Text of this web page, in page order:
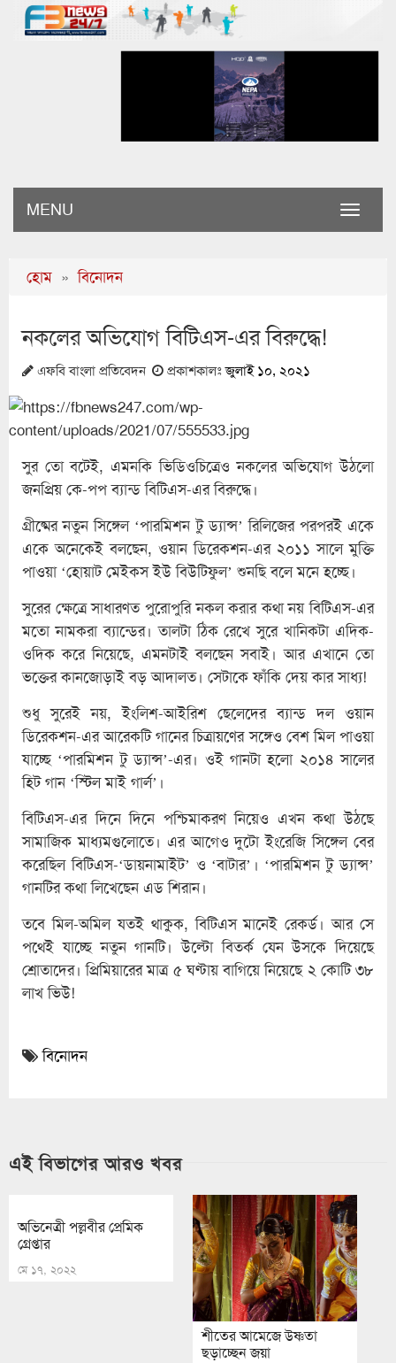
Toggle
MENU
হোম » বিনোদন
নকলের অভিযোগ বিটিএস-এর বিরুদ্ধে!
এফবি বাংলা প্রতিবেদন প্রকাশকালঃজুলাই ১০, ২০২১
সুর তো বটেই, এমনকি ভিডিওচিত্রেও নকলের অভিযোগ উঠলো
জনপ্রিয় কে-পপ ব্যান্ড বিটিএস-এর বিরুদ্ধে।
গ্রীষ্মের নতুন সিঙ্গেল ‘পারমিশন টু ড্যান্স’ রিলিজের পরপরই একে
একে অনেকেই বলছেন, ওয়ান ডিরেকশন-এর ২০১১ সালে মুক্তি
পাওয়া ‘হোয়াট মেইকস ইউ বিউটিফুল’ শুনছি বলে মনে হচ্ছে।
সুরের ক্ষেত্রে সাধারণত পুরোপুরি নকল করার কথা নয় বিটিএস-এর
মতো নামকরা ব্যান্ডের। তালটা ঠিক রেখে সুরে খানিকটা এদিক-
ওদিক করে নিয়েছে, এমনটাই বলছেন সবাই। আর এখানে তো
ভক্তের কানজোড়াই বড় আদালত। সেটাকে ফাঁকি দেয় কার সাধ্য!
শুধু সুরেই নয়, ইংলিশ-আইরিশ ছেলেদের ব্যান্ড দল ওয়ান
ডিরেকশন-এর আরেকটি গানের চিত্রায়ণের সঙ্গেও বেশ মিল পাওয়া
যাচ্ছে ‘পারমিশন টু ড্যান্স’-এর। ওই গানটা হলো ২০১৪ সালের
হিট গান ‘স্টিল মাই গার্ল’।
বিটিএস-এর দিনে দিনে পশ্চিমাকরণ নিয়েও এখন কথা উঠছে
সামাজিক মাধ্যমগুলোতে। এর আগেও দুটো ইংরেজি সিঙ্গেল বের
করেছিল বিটিএস-‘ডায়নামাইট’ ও ‘বাটার’। ‘পারমিশন টু ড্যান্স’
গানটির কথা লিখেছেন এড শিরান।
তবে মিল-অমিল যতই থাকুক, বিটিএস মানেই রেকর্ড। আর সে
পথেই যাচ্ছে নতুন গানটি। উল্টো বিতর্ক যেন উসকে দিয়েছে
শ্রোতাদের। প্রিমিয়ারের মাত্র ৫ ঘণ্টায় বাগিয়ে নিয়েছে ২ কোটি ৩৮
লাখ ভিউ!
বিনোদন
এই বিভাগের আরও খবর
অভিনেত্রী পল্লবীর প্রেমিক
গ্রেপ্তার
মে ১৭, ২০২২
শীতের আমেজে উষ্ণতা
ছড়াচ্ছেন জয়া